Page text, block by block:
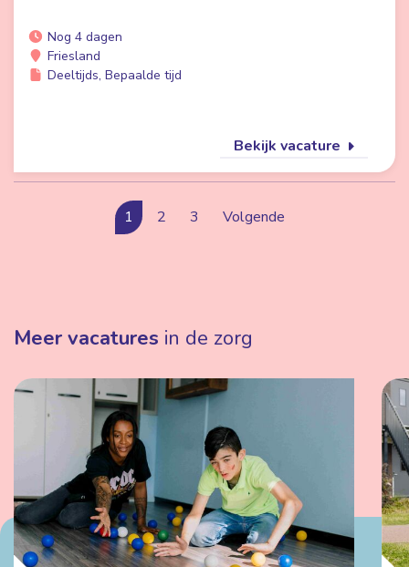
Nog 4 dagen
Friesland
Deeltijds, Bepaalde tijd
Bekijk vacature
1 2 3 Volgende
Meer vacatures in de zorg